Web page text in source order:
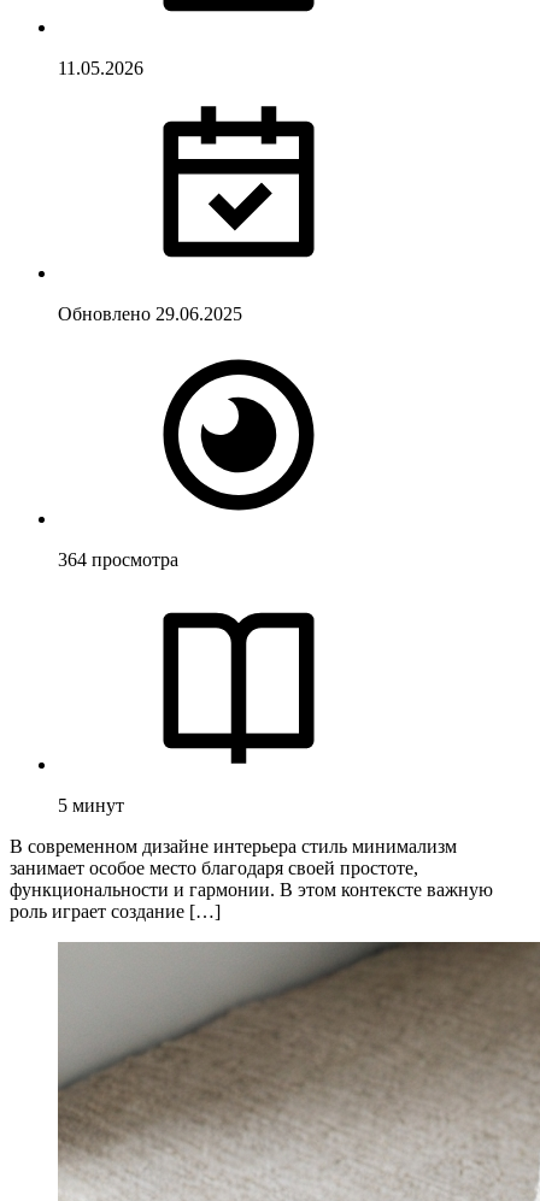
11.05.2026
Обновлено 29.06.2025
364 просмотра
5 минут
В современном дизайне интерьера стиль минимализм
занимает особое место благодаря своей простоте,
функциональности и гармонии. В этом контексте важную
роль играет создание […]